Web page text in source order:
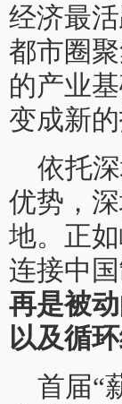
经济最
都市圈
的产业
变成新
依托
优势，
地。正
连接中
再是被
以及循
首届“